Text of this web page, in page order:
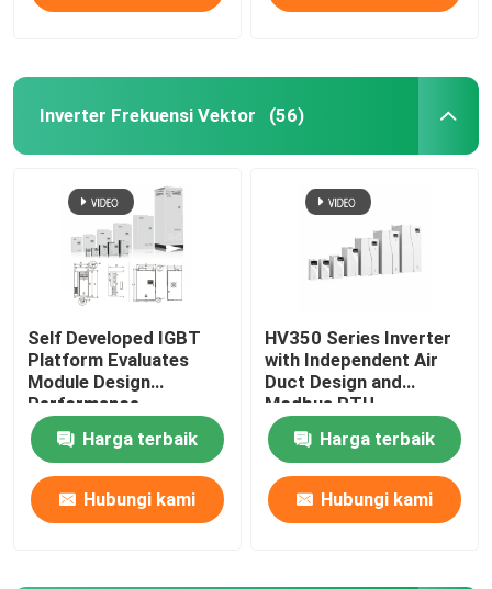
Inverter Frekuensi Vektor (56)
Self Developed IGBT
Platform Evaluates
Module Design
Performance
Harga terbaik
Hubungi kami
HV350 Series Inverter
with Independent Air
Duct Design and
Modbus RTU
Communication
Protocol
50Hz/60Hz±5% Input
Frequency
Harga terbaik
Hubungi kami